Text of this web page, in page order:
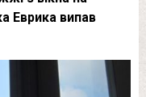
Еврика випав